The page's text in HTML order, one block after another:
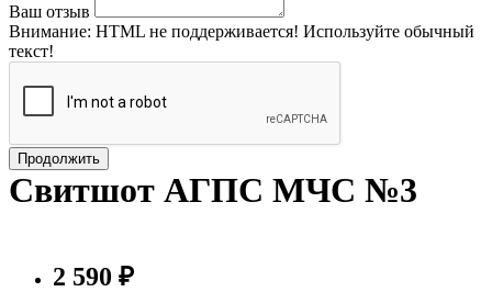
Ваш отзыв
Внимание: HTML не поддерживается! Используйте обычный
текст!
Продолжить
Свитшот АГПС МЧС №3
2 590 ₽